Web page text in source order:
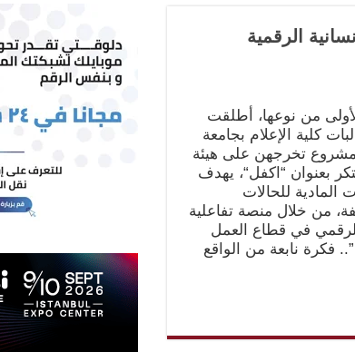
الرقمية
من نوعها، أطلقت
كلية الإعلام بجامعة
مشروع تخرجهن على هيئة
بعنوان “اكفل“، يهدف
المادية للحالات
من خلال منصة تفاعلية
في قطاع العمل
فكرة نابعة من الواقع